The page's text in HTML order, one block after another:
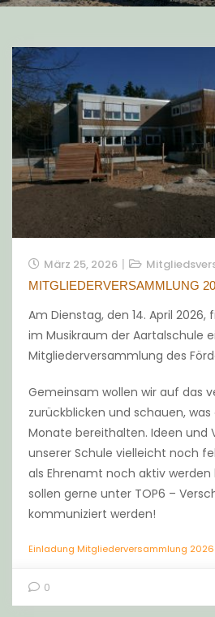
März 25, 2026
MITGLIEDERVERSAMMLUNG
Am Dienstag, den 14. April 2026,
im Musikraum der Aartalschule
Mitgliederversammlung des
Gemeinsam wollen wir auf das
zurückblicken und schauen,
Monate bereithalten. Ideen und
unserer Schule vielleicht noch
als Ehrenamt noch aktiv
sollen gerne unter TOP6 –
kommuniziert werden!
Einladung Mitgliederversammlung 2026
0